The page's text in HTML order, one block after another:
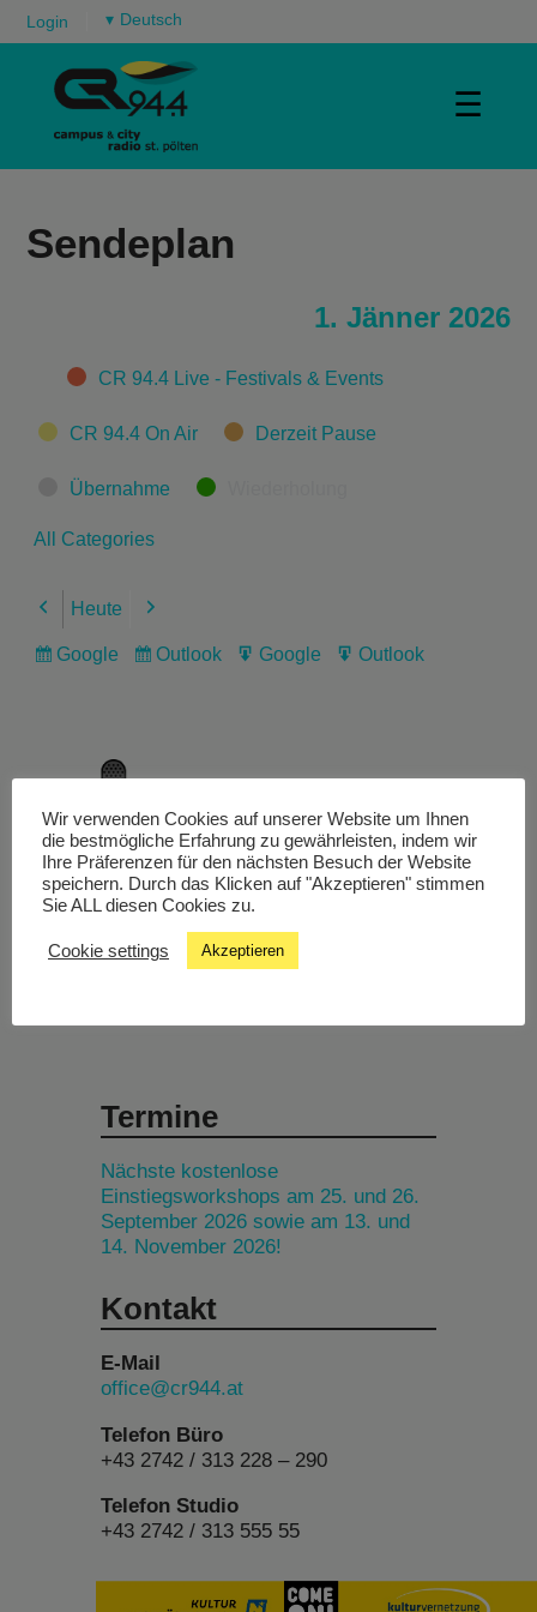
Login ▾
☰
Sendeplan
1. Jänner 2026
CategoriesCR 94.4 Live - Festivals & Events
CR 94.4 On Air Derzeit Pause
Übernahme
All Categories
Previous
Heute Next
Subscribe
Google
Subscribe
Outlook
Export
Google
Export
Outlook
Livestream
Studiochat
Termine
Nächste kostenlose
Einstiegsworkshops am 25. und 26.
September 2026 sowie am 13. und
14. November 2026!
Kontakt
E-Mail
office@cr944.at
Telefon Büro
+43 2742 / 313 228 – 290
Telefon Studio
+43 2742 / 313 555 55
Wir verwenden Cookies auf unserer Website um Ihnen
die bestmögliche Erfahrung zu gewährleisten, indem wir
Ihre Präferenzen für den nächsten Besuch der Website
speichern. Durch das Klicken auf "Akzeptieren" stimmen
Sie ALL diesen Cookies zu.
Cookie settings Akzeptieren